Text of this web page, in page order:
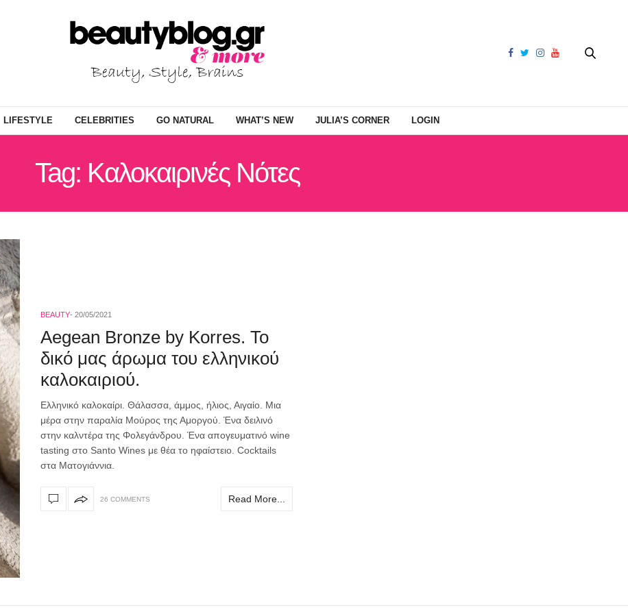
LIFESTYLE CELEBRITIES GO NATURAL WHAT’S NEW JULIA’S CORNER LOGIN
Tag: Καλοκαιρινές Νότες
BEAUTY 20/05/2021
Αegean Bronze by Korres. To
δικό μας άρωμα του ελληνικού
καλοκαιριού.
Ελληνικό καλοκαίρι. Θάλασσα, άμμος, ήλιος, Αιγαίο. Μια
μέρα στην παραλία Μούρος της Αμοργού. Ένα δειλινό
στην καλντέρα της Φολεγάνδρου. Ένα απογευματινό wine
tasting στο Santo Wines με θέα το ηφαίστειο. Cocktails
στα Ματογιάννια.
26 COMMENTS Read More...